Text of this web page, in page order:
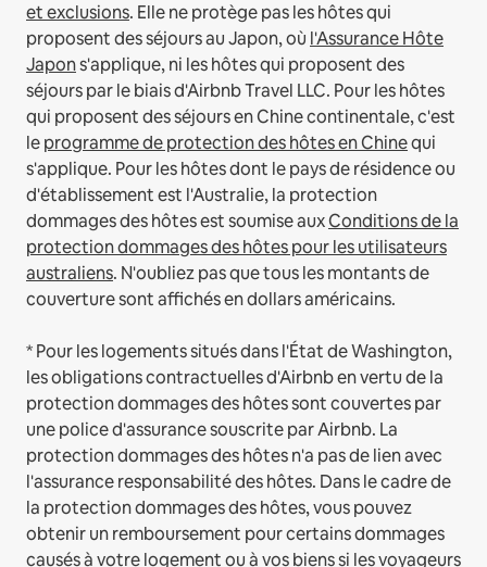
et exclusions. Elle ne protège pas les hôtes qui
proposent des séjours au Japon, où l'Assurance Hôte
Japons'applique, ni les hôtes qui proposent des
séjours par le biais d'Airbnb Travel LLC. Pour les hôtes
qui proposent des séjours en Chine continentale, c'est
leprogramme de protection des hôtes en Chinequi
s'applique. Pour les hôtes dont le pays de résidence ou
d'établissement est l'Australie, la protection
dommages des hôtes est soumise auxConditions de la
protection dommages des hôtes pour les utilisateurs
australiens. N'oubliez pas que tous les montants de
couverture sont affichés en dollars américains.
* Pour les logements situés dans l'État de Washington,
les obligations contractuelles d'Airbnb en vertu de la
protection dommages des hôtes sont couvertes par
une police d'assurance souscrite par Airbnb. La
protection dommages des hôtes n'a pas de lien avec
l'assurance responsabilité des hôtes. Dans le cadre de
la protection dommages des hôtes, vous pouvez
obtenir un remboursement pour certains dommages
causés à votre logement ou à vos biens si les voyageurs